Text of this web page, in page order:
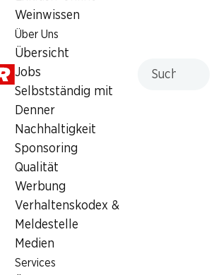
Weinwissen
Über Uns
Übersicht
Jobs
Selbstständig mit
Denner
Nachhaltigkeit
Sponsoring
Qualität
Werbung
Verhaltenskodex &
Meldestelle
Medien
Services
mit Post - / M-Card